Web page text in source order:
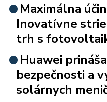
Maximálna
Inovatívne
trh s
Huawei
bezpečnosti a
solárnych